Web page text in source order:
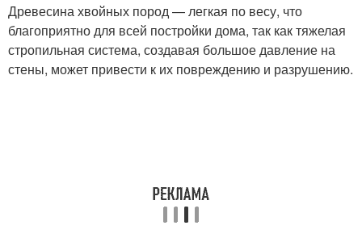
Древесина хвойных пород — легкая по весу, что
благоприятно для всей постройки дома, так как тяжелая
стропильная система, создавая большое давление на
стены, может привести к их повреждению и разрушению.